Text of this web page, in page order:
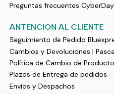
Preguntas frecuentes CyberDay
ANTENCION AL CLIENTE
Seguimiento de Pedido
Cambios y Devoluciones |
Política de Cambio de
Plazos de Entrega de pedidos
Envíos y Despachos